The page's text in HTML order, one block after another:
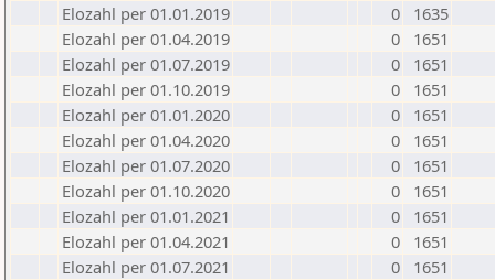
Elozahl per 01.01.2019
0
1635
Elozahl per 01.04.2019
0
1651
Elozahl per 01.07.2019
0
1651
Elozahl per 01.10.2019
0
1651
Elozahl per 01.01.2020
0
1651
Elozahl per 01.04.2020
0
1651
Elozahl per 01.07.2020
0
1651
Elozahl per 01.10.2020
0
1651
Elozahl per 01.01.2021
0
1651
Elozahl per 01.04.2021
0
1651
Elozahl per 01.07.2021
0
1651